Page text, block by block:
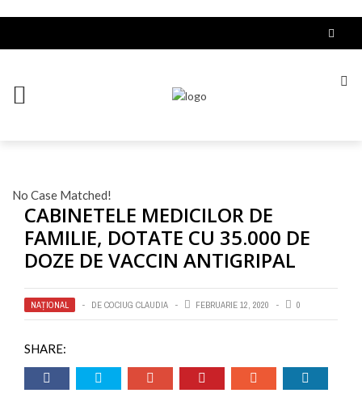
No Case Matched!
CABINETELE MEDICILOR DE
FAMILIE, DOTATE CU 35.000 DE
DOZE DE VACCIN ANTIGRIPAL
NAȚIONAL DE COCIUG CLAUDIA FEBRUARIE 12, 2020 0
SHARE: